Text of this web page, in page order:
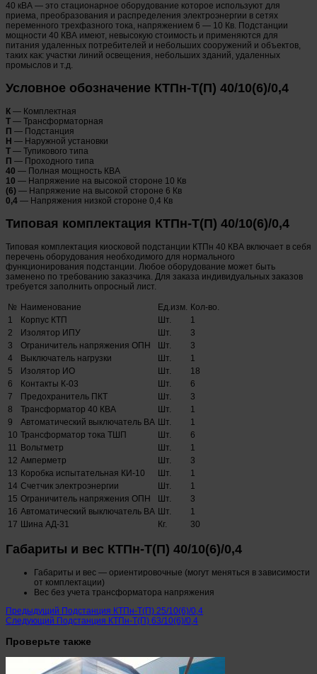
40 кВА — это стационарное оборудование которое используют для
приема, преобразования и распределения электроэнергии в сетях
переменного трехфазного тока, напряжением 6 — 10 Кв. Подстанции
мощности 40 КВА имеют, невысокую стоимость и применяются для
питания удаленных потребителей и небольших сооружений и объектов,
таких как: участки линий освещения, небольших зданий, удаленных
промыслов и т.д.
Условное обозначение КТПн-Т(П) 40/10(6)/0,4
К — Комплектная
Т — Трансформаторная
П — Подстанция
Н — Наружной установки
Т — Тупикового типа
П — Проходного типа
40 — Полная мощность КВА
10 — Напряжение на высокой стороне 10 Кв
(6) — Напряжение на высокой стороне 6 Кв
0,4 — Напряжения низкой стороне 0,4 Кв
Типовая комплектация КТПн-Т(П) 40/10(6)/0,4
Типовая комплектация киосковой подстанции КТПн 40 КВА включает в себя
перечень оборудования необходимого для нормального
функционирования подстанции. Любое оборудование может быть
заменено по требованию заказчика. Для заказа индивидуальных заказов
требуется заполнить опросный лист.
№ Наименование Ед.изм. Кол-во.
1
Корпус КТП Шт.
1
2
Изолятор ИПУ Шт.
3
3
Ограничитель напряжения ОПН Шт.
3
4
Выключатель нагрузки Шт.
1
5
Изолятор ИО Шт.
18
6
Контакты К-03 Шт.
6
7
Предохранитель ПКТ Шт.
3
8
Трансформатор 40 КВА Шт.
1
9
Автоматический выключатель ВА Шт.
1
10 Трансформатор тока ТШП Шт.
6
11 Вольтметр Шт.
1
12 Амперметр Шт.
3
13 Коробка испытательная КИ-10 Шт.
1
14 Счетчик электроэнергии Шт.
1
15 Ограничитель напряжения ОПН Шт.
3
16 Автоматический выключатель ВА Шт.
1
17 Шина АД-31 Кг. 30
Габариты и вес КТПн-Т(П) 40/10(6)/0,4
Габариты и вес — ориентировочные (могут меняться в зависимости
от комплектации)
Вес без учета трансформатора напряжения
Предыдущий Подстанция КТПн-Т(П) 25/10(6)/0,4
Следующий Подстанция КТПн-Т(П) 63/10(6)/0,4
Проверьте также